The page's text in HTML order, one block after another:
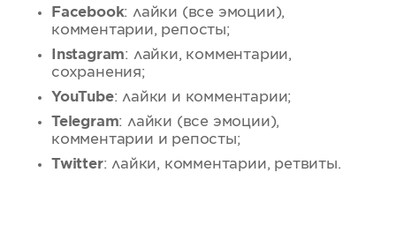
Facebook: лайки (все эмоции),
комментарии, репосты;
Instagram: лайки, комментарии,
сохранения;
YouTube: лайки и комментарии;
Telegram: лайки (все эмоции),
комментарии и репосты;
Twitter: лайки, комментарии, ретвиты.